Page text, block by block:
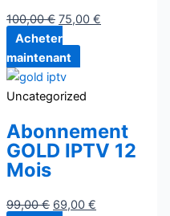
100,00€ 75,00 €
Acheter
maintenant
Uncategorized
Abonnement
GOLD IPTV 12
Mois
99,00€ 69,00 €